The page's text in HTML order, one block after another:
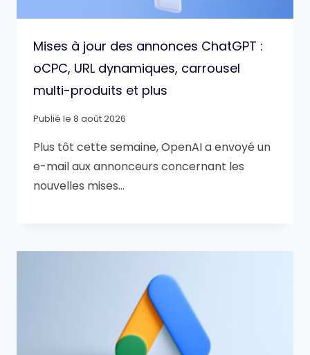
Mises à jour des annonces ChatGPT :
oCPC, URL dynamiques, carrousel
multi-produits et plus
Publié le 8 août 2026
Plus tôt cette semaine, OpenAI a envoyé un
e-mail aux annonceurs concernant les
nouvelles mises…